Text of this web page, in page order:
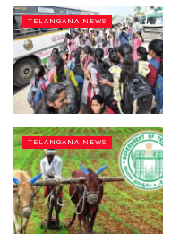
TELANGANA NEWS
TELANGANA NEWS